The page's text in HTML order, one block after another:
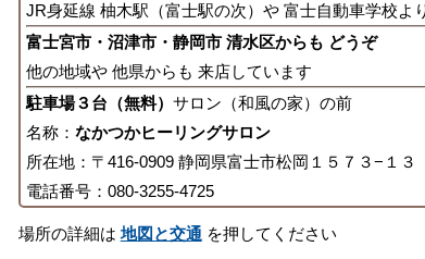
JR身延線 柚木駅（富士駅の次）や 富士自動車学校よ
富士宮市・沼津市・静岡市 清水区からも どうぞ
他の地域や 他県からも 来店しています
駐車場３台（無料） サロン（和風の家）の前
名称： なかつかヒーリングサロン
所在地：〒416-0909 静岡県富士市松岡１５７３−１３
電話番号：080-3255-4725
場所の詳細は地図と交通 を押してください